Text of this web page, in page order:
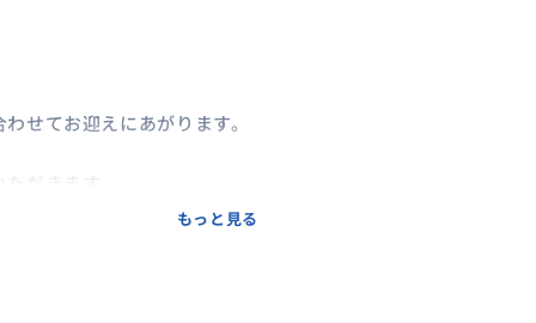
せてお迎えにあがります。
もっと見る